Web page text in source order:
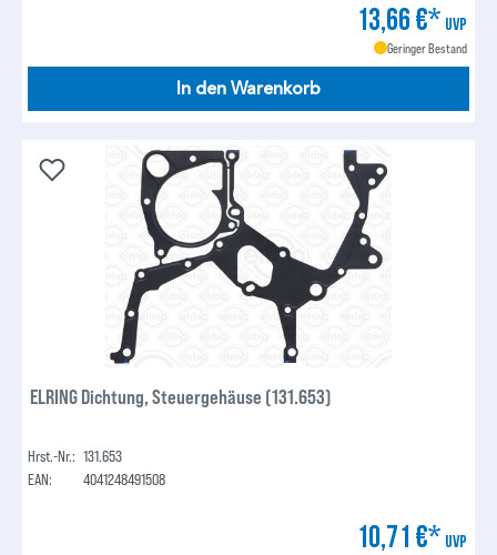
13,66 €* UVP
Geringer Bestand
In den Warenkorb
ELRING Dichtung, Steuergehäuse (131.653)
Hrst.-Nr.: 131.653
EAN:
4041248491508
10,71 €* UVP